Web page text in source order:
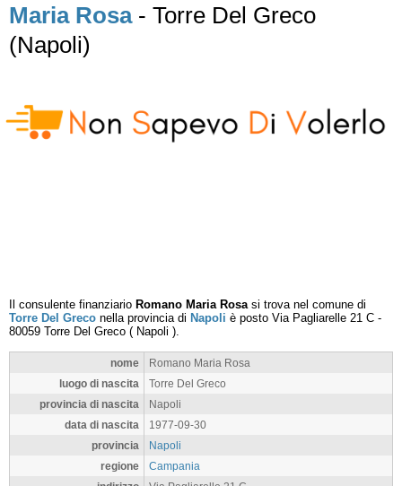
Maria Rosa- Torre Del Greco
(Napoli)
Il consulente finanziario Romano Maria Rosasi trova nel comune di
Torre Del Greco nella provincia di Napoli è posto Via Pagliarelle 21 C -
80059 Torre Del Greco ( Napoli ).
nome
Romano Maria Rosa
luogo di nascita
Torre Del Greco
provincia di nascita
Napoli
data di nascita
1977-09-30
provincia
Napoli
regione
Campania